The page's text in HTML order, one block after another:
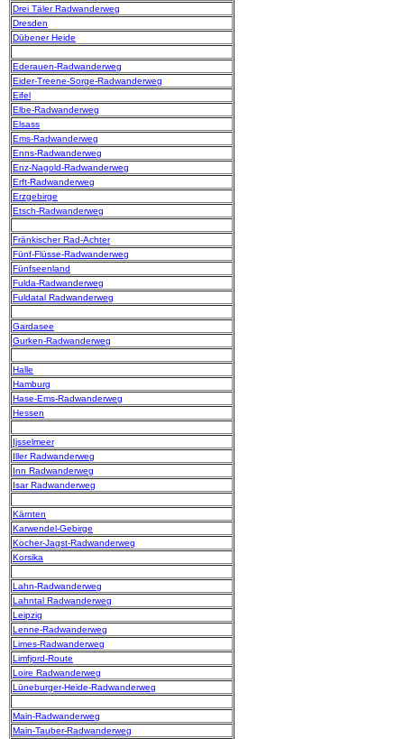
Drei Täler Radwanderweg
Dresden
Dübener Heide
Ederauen-Radwanderweg
Eider-Treene-Sorge-Radwanderweg
Eifel
Elbe-Radwanderweg
Elsass
Ems-Radwanderweg
Enns-Radwanderweg
Enz-Nagold-Radwanderweg
Erft-Radwanderweg
Erzgebirge
Etsch-Radwanderweg
Fränkischer Rad-Achter
Fünf-Flüsse-Radwanderweg
Fünfseenland
Fulda-Radwanderweg
Fuldatal Radwanderweg
Gardasee
Gurken-Radwanderweg
Halle
Hamburg
Hase-Ems-Radwanderweg
Hessen
Ijsselmeer
Iller Radwanderweg
Inn Radwanderweg
Isar Radwanderweg
Kärnten
Karwendel-Gebirge
Kocher-Jagst-Radwanderweg
Korsika
Lahn-Radwanderweg
Lahntal Radwanderweg
Leipzig
Lenne-Radwanderweg
Limes-Radwanderweg
Limfjord-Route
Loire Radwanderweg
Lüneburger-Heide-Radwanderweg
Main-Radwanderweg
Main-Tauber-Radwanderweg